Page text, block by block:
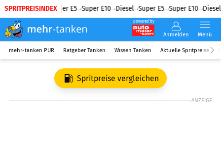
SPRITPREISINDEX
Diesel Super E5 Super E10 Diesel Super E5 Super E10 Diesel
powered by
Anmelden Menü
mehr-tanken PUR Ratgeber Tanken Wissen Tanken Aktuelle Spritpreise
Spritpreise vergleichen
ANZEIGE